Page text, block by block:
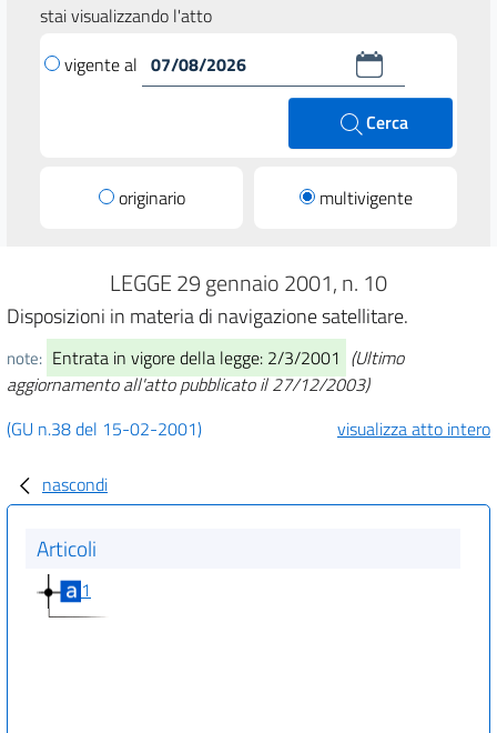
stai visualizzando l'atto
vigente al
Cerca
originario multivigente
LEGGE 29 gennaio 2001, n. 10
Disposizioni in materia di navigazione satellitare.
note: Entrata in vigore della legge: 2/3/2001 (Ultimo
aggiornamento all'atto pubblicato il 27/12/2003)
(GU n.38 del 15-02-2001)
visualizza atto intero
nascondi
Articoli
1